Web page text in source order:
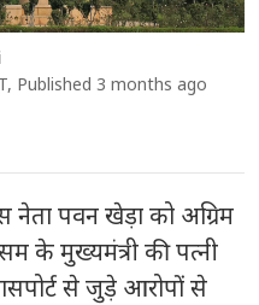
Published 3 months ago
नेता पवन खेड़ा को अग्रिम
के मुख्यमंत्री की पत्नी
से जुड़े आरोपों से